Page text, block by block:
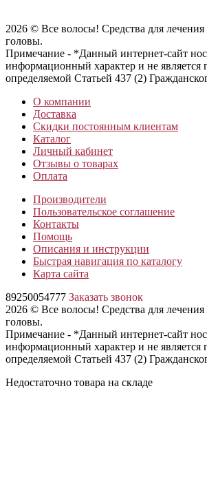
2026 © Все волосы! Средства для
головы.
Примечание - *Данный интернет-сайт
информационный характер и не является
определяемой Статьей 437 (2)
О компании
Доставка
Скидки постоянным клиентам
Каталог
Личный кабинет
Отзывы о товарах
Оплата
Производители
Пользовательское соглашение
Контакты
Помощь
Описания и инструкции
Быстрая навигация по каталогу
Карта сайта
89250054777 Заказать звонок
2026 © Все волосы! Средства для
головы.
Примечание - *Данный интернет-сайт
информационный характер и не является
определяемой Статьей 437 (2)
Недостаточно товара на складе